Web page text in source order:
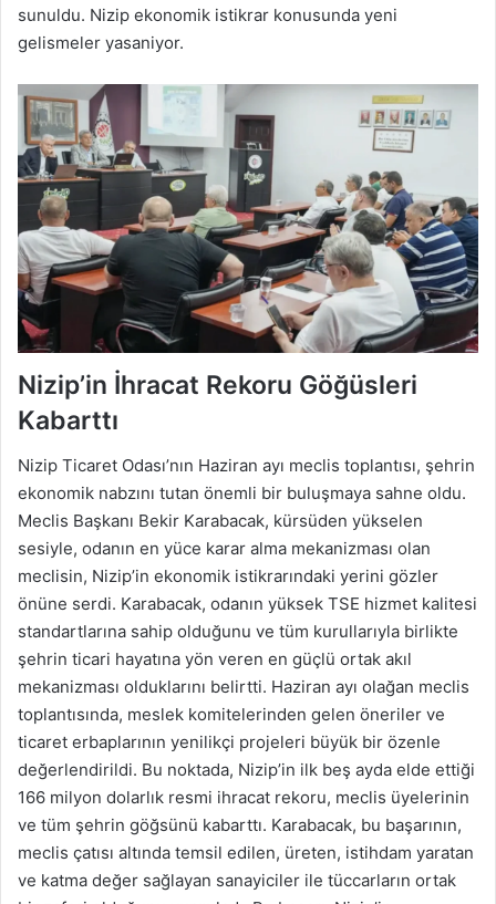
sunuldu. Nizip ekonomik istikrar konusunda yeni
gelismeler yasaniyor.
Nizip’in İhracat Rekoru Göğüsleri
Kabarttı
Nizip Ticaret Odası’nın Haziran ayı meclis toplantısı, şehrin
ekonomik nabzını tutan önemli bir buluşmaya sahne oldu.
Meclis Başkanı Bekir Karabacak, kürsüden yükselen
sesiyle, odanın en yüce karar alma mekanizması olan
meclisin, Nizip’in ekonomik istikrarındaki yerini gözler
önüne serdi. Karabacak, odanın yüksek TSE hizmet kalitesi
standartlarına sahip olduğunu ve tüm kurullarıyla birlikte
şehrin ticari hayatına yön veren en güçlü ortak akıl
mekanizması olduklarını belirtti. Haziran ayı olağan meclis
toplantısında, meslek komitelerinden gelen öneriler ve
ticaret erbaplarının yenilikçi projeleri büyük bir özenle
değerlendirildi. Bu noktada, Nizip’in ilk beş ayda elde ettiği
166 milyon dolarlık resmi ihracat rekoru, meclis üyelerinin
ve tüm şehrin göğsünü kabarttı. Karabacak, bu başarının,
meclis çatısı altında temsil edilen, üreten, istihdam yaratan
ve katma değer sağlayan sanayiciler ile tüccarların ortak